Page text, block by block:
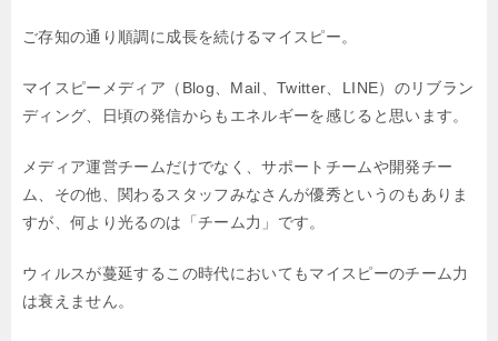
ご存知の通り順調に成長を続けるマイスピー。
マイスピーメディア（Blog、Mail、Twitter、LINE）のリブラン
ディング、
日頃の発信からもエネルギーを感じると思います。
メディア運営チームだけでなく、サポートチームや開発チー
ム、 その他、関わるスタッフみなさんが優秀というのもありま
すが、何より光るのは「チーム力」です。
ウィルスが蔓延するこの時代においてもマイスピーのチーム力
は衰えません。